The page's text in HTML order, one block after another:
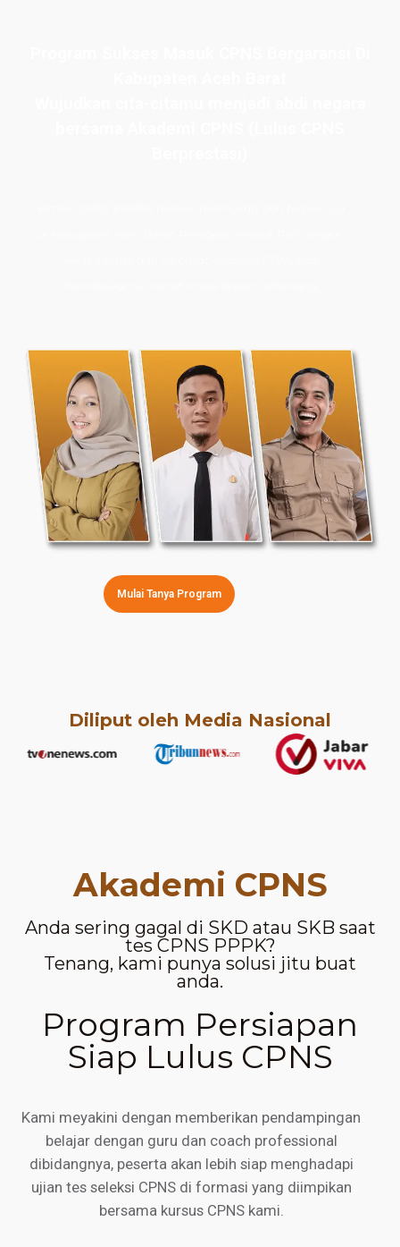
Mulai Tanya Program
Diliput oleh Media Nasional
Akademi CPNS
Anda sering gagal di SKD atau SKB saat
tes CPNS PPPK?
Tenang, kami punya solusi jitu buat
anda.
Program Persiapan
Siap Lulus CPNS
Kami meyakini dengan memberikan pendampingan
belajar dengan guru dan coach professional
dibidangnya, peserta akan lebih siap menghadapi
ujian tes seleksi CPNS di formasi yang diimpikan
bersama kursus CPNS kami.